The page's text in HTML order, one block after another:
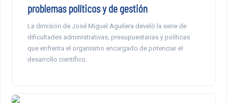
problemas políticos y de gestión
La dimisión de José Miguel Aguilera develó la serie de
dificultades administrativas, presupuestarias y políticas
que enfrenta el organismo encargado de potenciar el
desarrollo científico.